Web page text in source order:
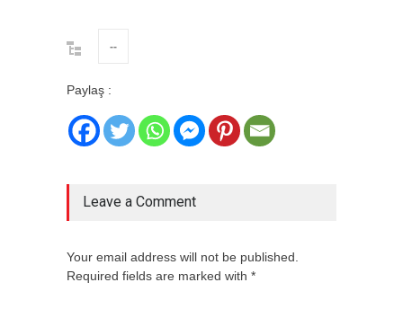
--
Paylaş :
Leave a Comment
Your email address will not be published.
Required fields are marked with *